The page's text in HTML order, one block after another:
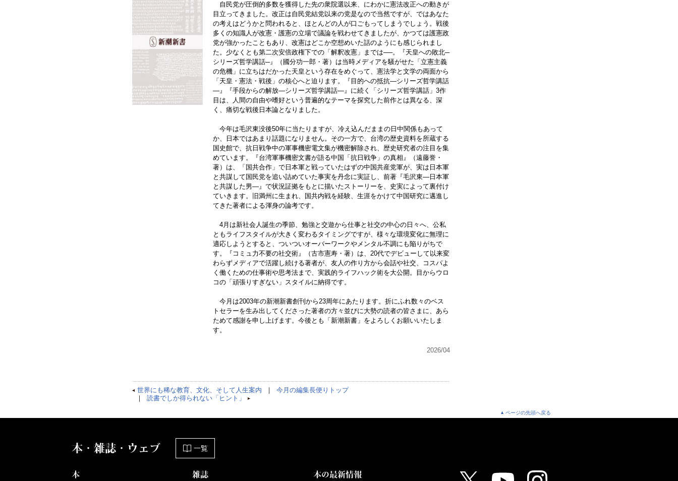
自民党が圧倒的多数を獲得した先の衆院選以来、にわかに憲法改正への動きが
目立ってきました。改正は自民党結党以来の党是なので当然ですが、ではあなた
の考えはどうかと問われると、ほとんどの人が口ごもってしまうでしょう。戦後
多くの知識人が改憲・護憲の立場で議論を戦わせてきましたが、かつては護憲政
党が強かったこともあり、改憲はどこか空想めいた話のようにも感じられまし
た。少なくとも第二次安倍政権下での「解釈改憲」までは──。『天皇への敗北─
シリーズ哲学講話─』（國分功一郎・著）は当時メディアを騒がせた「立憲主義
の危機」に立ちはだかった天皇という存在をめぐって、憲法学と文学の両面から
「天皇・憲法・戦後」の核心へと迫ります。『目的への抵抗―シリーズ哲学講話
―』『手段からの解放―シリーズ哲学講話―』に続く「シリーズ哲学講話」3作
目は、人間の自由や嗜好という普遍的なテーマを探究した前作とは異なる、深
く、痛切な戦後日本論となりました。
今年は毛沢東没後50年に当たりますが、冷え込んだままの日中関係もあって
か、日本ではあまり話題になりません。その一方で、台湾の歴史資料を所蔵する
国史館で、抗日戦争中の軍事機密電文集が機密解除され、歴史研究者の注目を集
めています。『台湾軍事機密文書が語る中国「抗日戦争」の真相』（遠藤誉・
著）は、「国共合作」で日本軍と戦っていたはずの中国共産党軍が、実は日本軍
と共謀して国民党を追い詰めていた事実を丹念に実証し、前著『毛沢東―日本軍
と共謀した男―』で状況証拠をもとに描いたストーリーを、史実によって裏付け
ていきます。旧満州に生まれ、国共内戦を経験、生涯をかけて中国研究に邁進し
てきた著者による渾身の論考です。
4月は新社会人誕生の季節、勉強と交遊から仕事と社交の中心の日々へ、公私
ともライフスタイルが大きく変わるタイミングですが、様々な環境変化に無理に
適応しようとすると、ついついオーバーワークやメンタル不調にも陥りがちで
す。『コミュ力不要の社交術』（古市憲寿・著）は、20代でデビューして以来変
わらずメディアで活躍し続ける著者が、友人の作り方から会話や社交、コスパよ
く働くための仕事術や思考法まで、実践的ライフハック術を大公開。目からウロ
コの「頑張りすぎない」スタイルに納得です。
今月は2003年の新潮新書創刊から23周年にあたります。折にふれ数々のベス
トセラーを生み出してくださった著者の方々並びに大勢の読者の皆さまに、あら
ためて感謝を申し上げます。今後とも「新潮新書」をよろしくお願いいたしま
す。
2026/04
世界にも稀な教育、文化、そして人生案内 ｜ 今月の編集長便りトップ
｜ 読書でしか得られない「ヒント」
ページの先頭へ戻る
本・雑誌・ウェブ 一覧
本 雑誌 本の最新情報